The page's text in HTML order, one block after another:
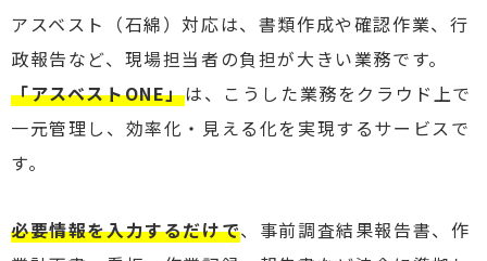
アスベスト（石綿）対応は、書類作成や確認作業、行
政報告など、現場担当者の負担が大きい業務です。
「アスベストONE」は、こうした業務をクラウド上で
一元管理し、効率化・見える化を実現するサービスで
す。
必要情報を入力するだけで、事前調査結果報告書、作